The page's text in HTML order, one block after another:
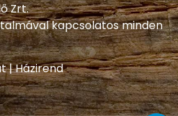
Zrt.
kapcsolatos minden
|Házirend